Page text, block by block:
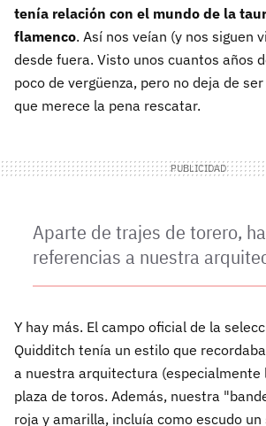
tenía relación con el mundo de la
flamenco. Así nos veían (y nos siguen
desde fuera. Visto unos cuantos años
poco de vergüenza, pero no deja de
que merece la pena rescatar.
Aparte de trajes de torero,
referencias a nuestra
Y hay más. El campo oficial de la
Quidditch tenía un estilo que
a nuestra arquitectura (especialmente
plaza de toros. Además, nuestra
roja y amarilla, incluía como escudo un